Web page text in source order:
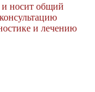
и носит общий
и лечению